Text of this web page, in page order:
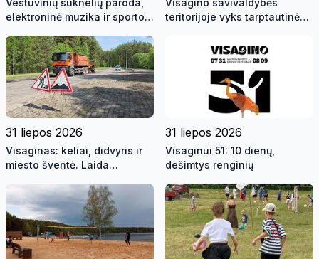
elektroninė muzika ir sporto
2026 08 05 (video)
teritorijoje vyks tarptautinės
31 liepos 2026
Visaginas: keliai, didvyris ir
miesto šventė. Laida
31 (video)
31 liepos 2026
Visaginui 51: 10 dienų,
dešimtys renginių